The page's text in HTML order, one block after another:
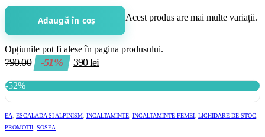
Adaugă în coș Acest produs are mai multe variații.
Opțiunile pot fi alese în pagina produsului.
790.00 -51% 390lei
-52%
EA ESCALADA SI ALPINISM INCALTAMINTE INCALTAMINTE FEMEI LICHIDARE DE STOC
PROMOTII SOSEA